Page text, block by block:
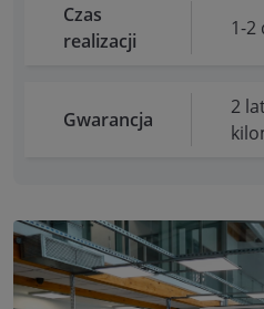
Czas
realizacji
1-2
Gwarancja
2